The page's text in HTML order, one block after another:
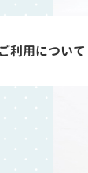
ご利用について